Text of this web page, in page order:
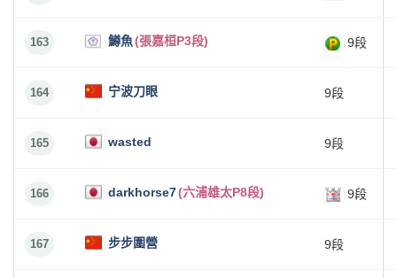
163 鱒魚(張嘉桓P3段) 9段
164 宁波刀眼 9段
165 wasted 9段
166 darkhorse7(六浦雄太P8段) 9段
167 步步圍營 9段